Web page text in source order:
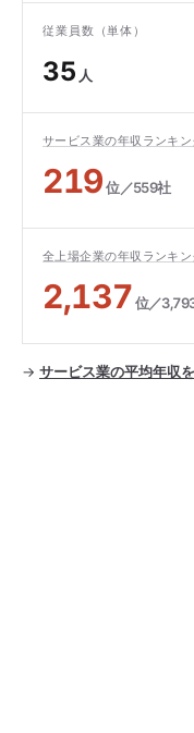
従業員数（単体）
35 人
サービス業の年収ランキン
219位／559社
全上場企業の年収ランキン
2,137位／
→ サービス業の平均年収